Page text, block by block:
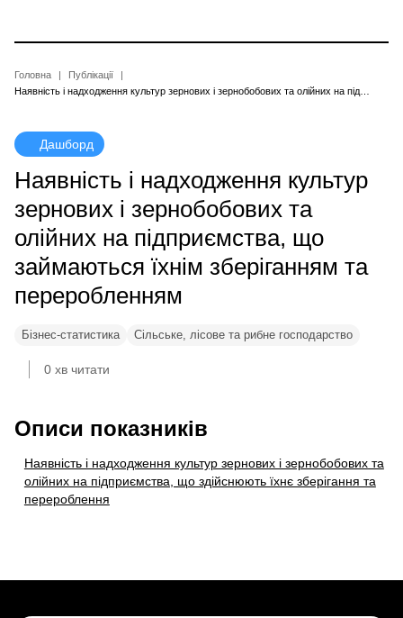
основного
Рядок
Головна
Публікації
Дашборд
Наявність і надходження культур
зернових і зернобобових та
олійних на підприємства, що
займаються їхнім зберіганням та
переробленням
Бізнес-статистика Сільське, лісове та рибне господарство
0 хв читати
Описи показників
Наявність і надходження культур зернових і зернобобових та
олійних на підприємства, що здійснюють їхнє зберігання та
перероблення